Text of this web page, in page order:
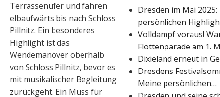
Terrassenufer und fahren
elbaufwärts bis nach Schloss
Pillnitz. Ein besonderes
Highlight ist das
Wendemanöver oberhalb
von Schloss Pillnitz, bevor es
mit musikalischer Begleitung
zurückgeht. Ein Muss für
Dresden im Mai
persönlichen
Volldampf voraus!
Flottenparade am 1.
Dixieland erneut in
Dresdens
Meine persönlichen…